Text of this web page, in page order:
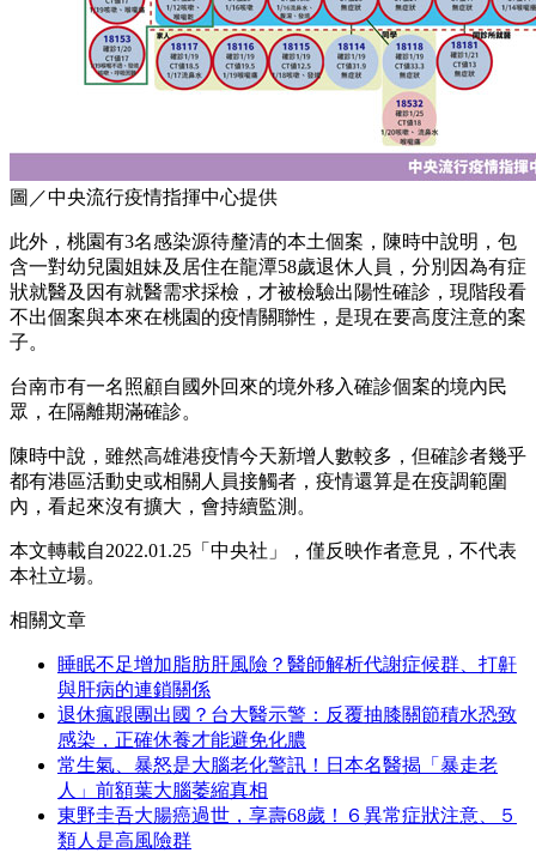
圖／中央流行疫情指揮中心提供
此外，桃園有3名感染源待釐清的本土個案，陳時中說明，包
含一對幼兒園姐妹及居住在龍潭58歲退休人員，分別因為有症
狀就醫及因有就醫需求採檢，才被檢驗出陽性確診，現階段看
不出個案與本來在桃園的疫情關聯性，是現在要高度注意的案
子。
台南市有一名照顧自國外回來的境外移入確診個案的境內民
眾，在隔離期滿確診。
陳時中說，雖然高雄港疫情今天新增人數較多，但確診者幾乎
都有港區活動史或相關人員接觸者，疫情還算是在疫調範圍
內，看起來沒有擴大，會持續監測。
本文轉載自2022.01.25「中央社」，僅反映作者意見，不代表
本社立場。
相關文章
睡眠不足增加脂肪肝風險？醫師解析代謝症候群、打鼾
與肝病的連鎖關係
退休瘋跟團出國？台大醫示警：反覆抽膝關節積水恐致
感染，正確休養才能避免化膿
常生氣、暴怒是大腦老化警訊！日本名醫揭「暴走老
人」前額葉大腦萎縮真相
東野圭吾大腸癌過世，享壽68歲！６異常症狀注意、５
類人是高風險群